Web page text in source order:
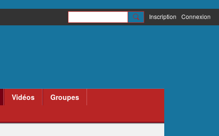
Inscription Connexion
Vidéos
Groupes